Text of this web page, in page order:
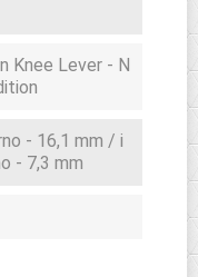
Knee Lever - N
- 16,1 mm / i
- 7,3 mm